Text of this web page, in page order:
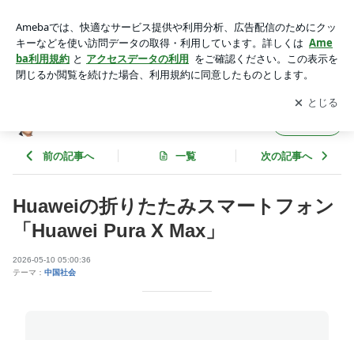
| 周来友 オフィシャルブログ
アプリをダウンロードして ブログの更新通知
を受け取りまし
ょう。
開く
前の記事へ 一覧 次の記事へ
Huaweiの折りたたみスマートフォン
「Huawei Pura X Max」
2026-05-10 05:00:36
テーマ： 中国社会